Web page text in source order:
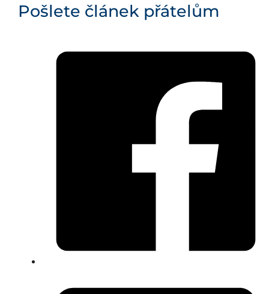
Pošlete článek přátelům